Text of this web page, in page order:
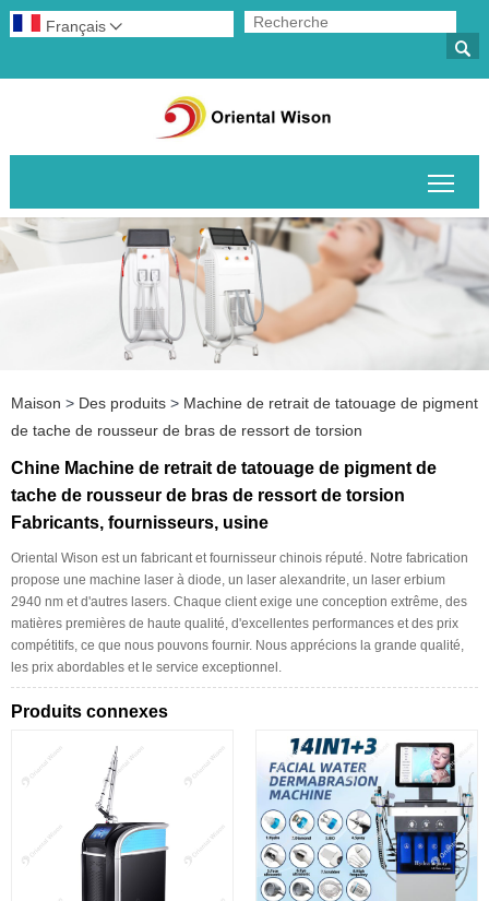

Français 
Maison > Des produits > Machine de retrait de tatouage de pigment
de tache de rousseur de bras de ressort de torsion
Chine Machine de retrait de tatouage de pigment de
tache de rousseur de bras de ressort de torsion
Fabricants, fournisseurs, usine
Oriental Wison est un fabricant et fournisseur chinois réputé. Notre fabrication
propose une machine laser à diode, un laser alexandrite, un laser erbium
2940 nm et d'autres lasers. Chaque client exige une conception extrême, des
matières premières de haute qualité, d'excellentes performances et des prix
compétitifs, ce que nous pouvons fournir. Nous apprécions la grande qualité,
les prix abordables et le service exceptionnel.
Produits connexes